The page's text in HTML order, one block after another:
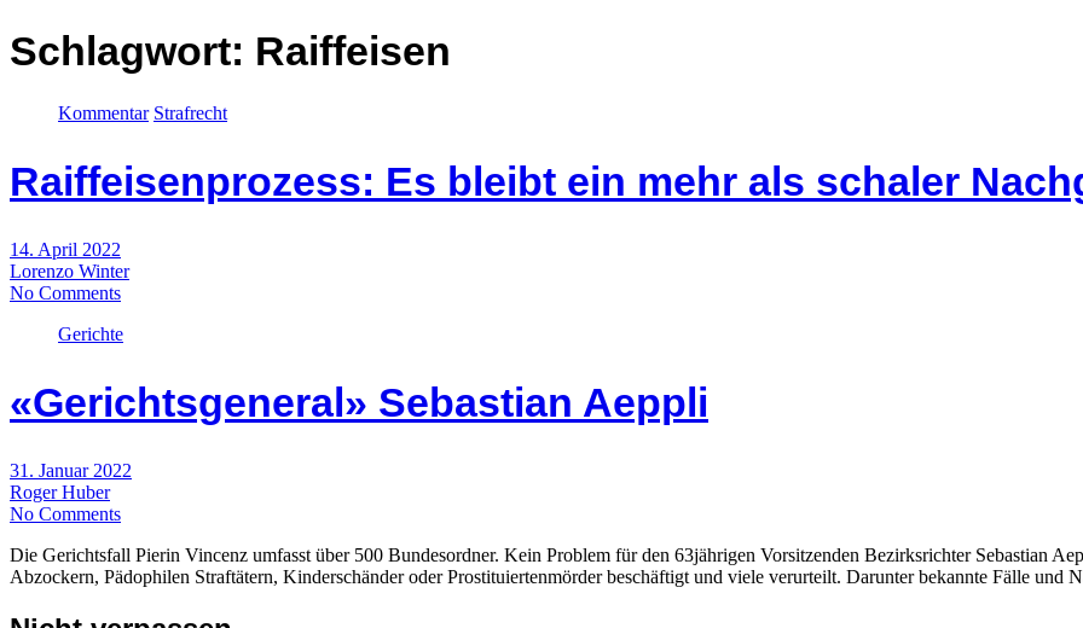
Schlagwort: Raiffeisen
Kommentar Strafrecht
Raiffeisenprozess: Es bleibt ein mehr als schaler
14. April 2022
Lorenzo Winter
No Comments
Gerichte
«Gerichtsgeneral» Sebastian Aeppli
31. Januar 2022
Roger Huber
No Comments
Die Gerichtsfall Pierin Vincenz umfasst über 500 Bundesordner. Kein Problem für den 63jährigen Vorsitzenden Bezirksrichter Sebastian
Abzockern, Pädophilen Straftätern, Kinderschänder oder Prostituiertenmörder beschäftigt und viele verurteilt. Darunter bekannte Fälle und